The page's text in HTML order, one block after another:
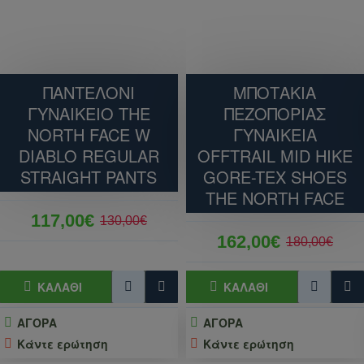
ΠΑΝΤΕΛΟΝΙ
ΓΥΝΑΙΚΕΙΟ THE
NORTH FACE W
DIABLO REGULAR
STRAIGHT PANTS
117,00€ 130,00€
ΚΑΛΆΘΙ
ΑΓΟΡΑ
Κάντε ερώτηση
ΜΠΟΤΑΚΙΑ
ΠΕΖΟΠΟΡΙΑΣ
ΓΥΝΑΙΚΕΙΑ
OFFTRAIL MID HIKE
GORE-TEX SHOES
THE NORTH FACE
162,00€ 180,00€
ΚΑΛΆΘΙ
ΑΓΟΡΑ
Κάντε ερώτηση